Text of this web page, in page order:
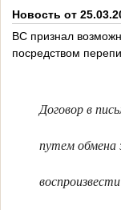
Новость от
ВС признал
посредством
Договор в
путем обмена